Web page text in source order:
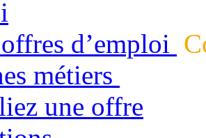
d’emploi
métiers
une offre